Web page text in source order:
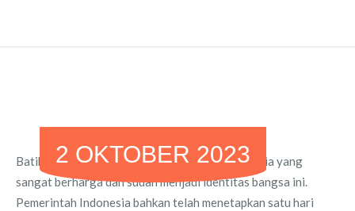
2 OKTOBER 2023
Batik adalah salah satu warisan budaya Indonesia yang
sangat berharga dan sudah menjadi identitas bangsa ini.
Pemerintah Indonesia bahkan telah menetapkan satu hari